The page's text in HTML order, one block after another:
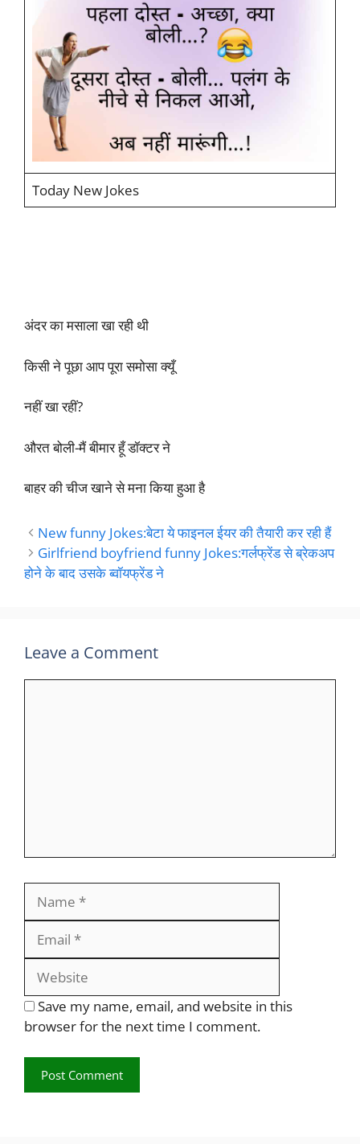
Today New Jokes
अंदर का मसाला खा रही थी
किसी ने पूछा आप पूरा समोसा क्यूँ
नहीं खा रहीं?
औरत बोली-मैं बीमार हूँ डॉक्टर ने
बाहर की चीज खाने से मना किया हुआ है
New funny Jokes:बेटा ये फाइनल ईयर की तैयारी कर रही हैं
Girlfriend boyfriend funny Jokes:गर्लफ्रेंड से ब्रेकअप
होने के बाद उसके ब्वॉयफ्रेंड ने
Leave a Comment
Save my name, email, and website in this
browser for the next time I comment.